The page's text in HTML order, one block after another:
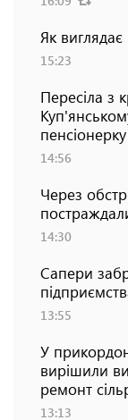
Як виглядає
15:23
Пересіла з
пенсіонерку
14:56
Через
14:30
Сапери
13:55
У
вирішили
ремонт
13:13